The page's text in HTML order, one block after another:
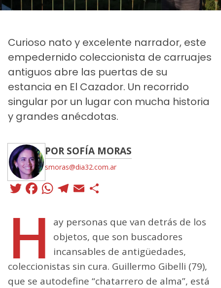
Curioso nato y excelente narrador, este
empedernido coleccionista de carruajes
antiguos abre las puertas de su
estancia en El Cazador. Un recorrido
singular por un lugar con mucha historia
y grandes anécdotas.
POR SOFÍA MORAS
smoras@dia32.com.ar
Twitter
Facebook
WhatsApp
Telegram
Email
H
ay personas que van detrás de los
objetos, que son buscadores
incansables de antigüedades,
coleccionistas sin cura. Guillermo Gibelli (79),
que se autodefine “chatarrero de alma”, está